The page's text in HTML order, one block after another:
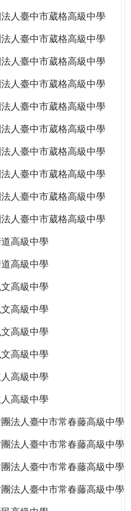
人臺中市葳格高級中學
人臺中市葳格高級中學
人臺中市葳格高級中學
人臺中市葳格高級中學
人臺中市葳格高級中學
人臺中市葳格高級中學
人臺中市葳格高級中學
人臺中市葳格高級中學
人臺中市葳格高級中學
人臺中市葳格高級中學
高級中學
高級中學
高級中學
高級中學
高級中學
高級中學
高級中學
高級中學
法人臺中市常春藤高級中學
法人臺中市常春藤高級中學
法人臺中市常春藤高級中學
法人臺中市常春藤高級中學